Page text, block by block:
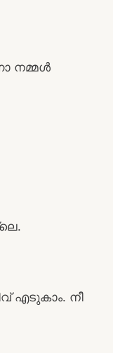
നമ്മൾ
എടുകാം. നീ